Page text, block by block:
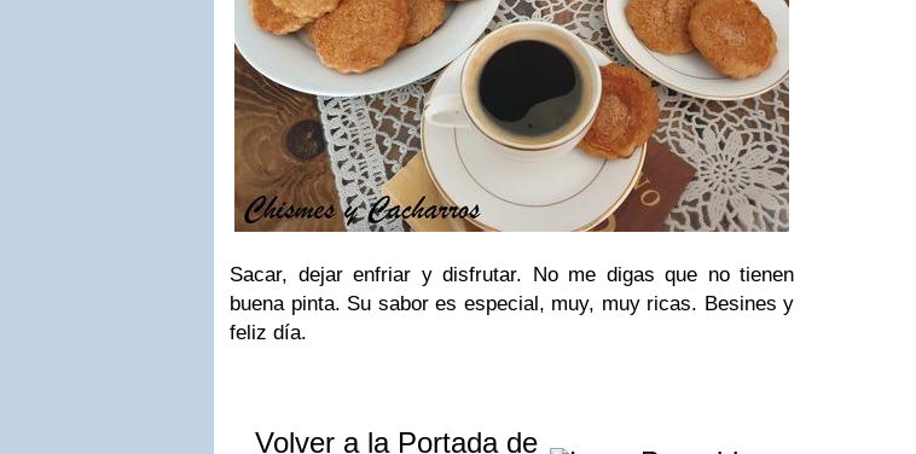
Sacar, dejar enfriar y disfrutar. No me digas que no tienen
buena pinta. Su sabor es especial, muy, muy ricas. Besines y
feliz día.
Volver a la Portada de